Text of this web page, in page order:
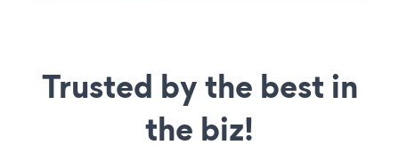
Trusted by the best in
the biz!